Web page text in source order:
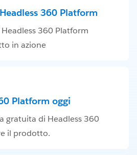
360 Platform
360 Platform
in azione
Platform oggi
gratuita di Headless 360
il prodotto.